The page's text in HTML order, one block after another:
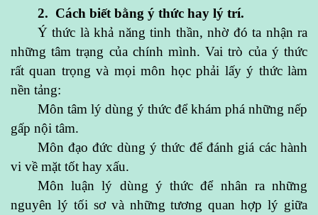
2. Cách biết bằng ý thức hay lý trí.
Ý thức là khả năng tinh thần, nhờ đó ta nhận ra
những tâm trạng của chính mình. Vai trò của ý thức
rất quan trọng và mọi môn học phải lấy ý thức làm
nền tảng:
Môn tâm lý dùng ý thức để khám phá những nếp
gấp nội tâm.
Môn đạo đức dùng ý thức để đánh giá các hành
vi về mặt tốt hay xấu.
Môn luận lý dùng ý thức để nhân ra những
nguyên lý tối sơ và những tương quan hợp lý giữa